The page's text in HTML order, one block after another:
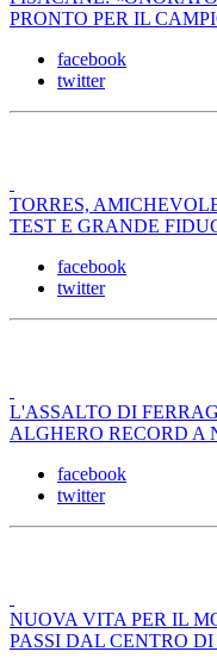
PRONTO PER IL
facebook
twitter
TORRES,
TEST E GRANDE
facebook
twitter
L'ASSALTO DI
ALGHERO RECORD A
facebook
twitter
NUOVA VITA PER IL
PASSI DAL CENTRO